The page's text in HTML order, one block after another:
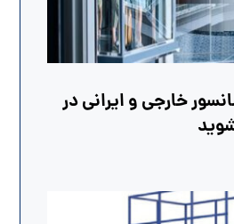
خارجی و ایرانی در